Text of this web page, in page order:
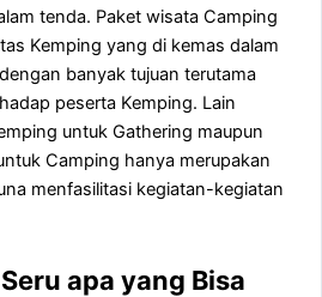
tenda. Paket wisata Camping
Kemping yang di kemas dalam
banyak tujuan terutama
peserta Kemping. Lain
untuk Gathering maupun
Camping hanya merupakan
menfasilitasi kegiatan-kegiatan
apa yang Bisa